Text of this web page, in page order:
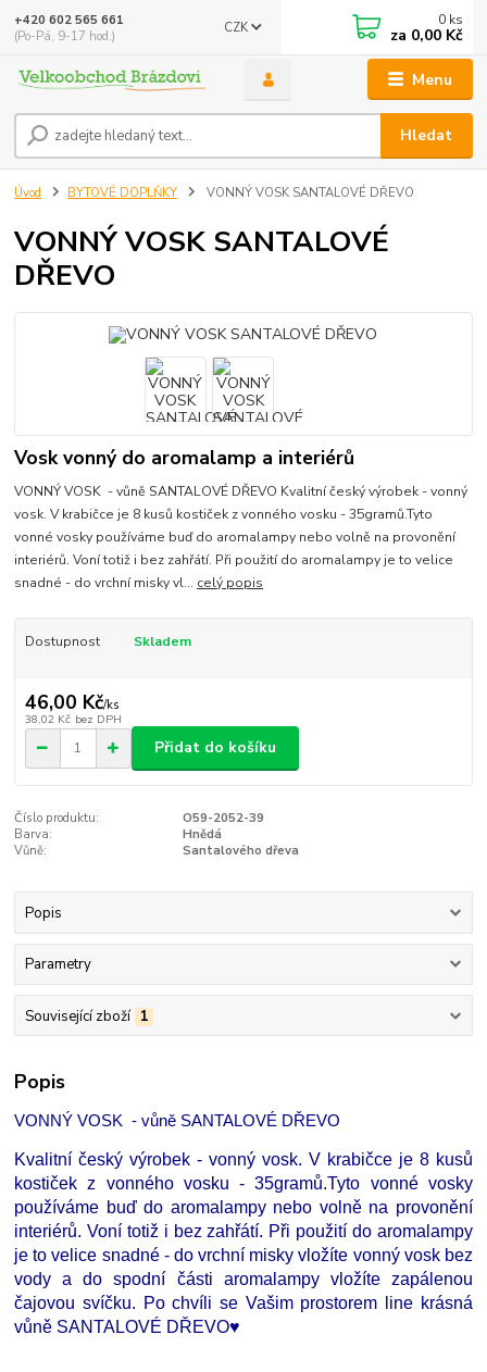
Menu
CZK
Hledat
+420 602 565 661
(Po-Pá, 9-17 hod.)
0 ks
za 0,00 Kč
Úvod BYTOVÉ DOPLŇKY VONNÝ VOSK SANTALOVÉ DŘEVO
VONNÝ VOSK SANTALOVÉ
DŘEVO
Vosk vonný do aromalamp a interiérů
VONNÝ VOSK - vůně SANTALOVÉ DŘEVO Kvalitní český výrobek - vonný
vosk. V krabičce je 8 kusů kostiček z vonného vosku - 35gramů.Tyto
vonné vosky používáme buď do aromalampy nebo volně na provonění
interiérů. Voní totiž i bez zahřátí. Při použití do aromalampy je to velice
snadné - do vrchní misky vl... celý popis
Dostupnost Skladem
46,00 Kč/ks
38,02 Kč bez DPH
Přidat do košíku
Číslo produktu:
O59-2052-39
Barva:
Hnědá
Vůně:
Santalového dřeva
Popis
Parametry
Související zboží 1
Popis
VONNÝ VOSK - vůně SANTALOVÉ DŘEVO
Kvalitní český výrobek - vonný vosk. V krabičce je 8 kusů
kostiček z vonného vosku - 35gramů.Tyto vonné vosky
používáme buď do aromalampy nebo volně na provonění
interiérů. Voní totiž i bez zahřátí. Při použití do aromalampy
je to velice snadné - do vrchní misky vložíte vonný vosk bez
vody a do spodní části aromalampy vložíte zapálenou
čajovou svíčku. Po chvíli se Vašim prostorem line krásná
vůně SANTALOVÉ DŘEVO♥